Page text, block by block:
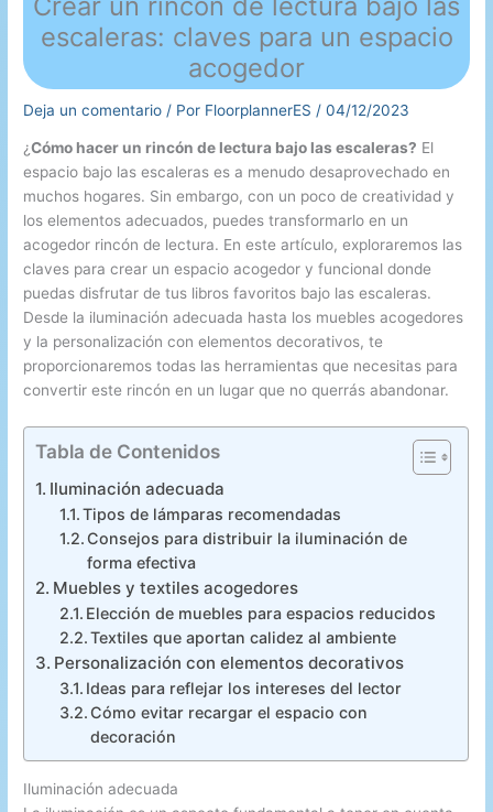
escaleras: claves para un espacio
acogedor
Deja un comentario / Por FloorplannerES /04/12/2023
¿Cómo hacer un rincón de lectura bajo las escaleras? El
espacio bajo las escaleras es a menudo desaprovechado en
muchos hogares. Sin embargo, con un poco de creatividad y
los elementos adecuados, puedes transformarlo en un
acogedor rincón de lectura. En este artículo, exploraremos las
claves para crear un espacio acogedor y funcional donde
puedas disfrutar de tus libros favoritos bajo las escaleras.
Desde la iluminación adecuada hasta los muebles acogedores
y la personalización con elementos decorativos, te
proporcionaremos todas las herramientas que necesitas para
convertir este rincón en un lugar que no querrás abandonar.
Tabla de Contenidos
Iluminación adecuada
Tipos de lámparas recomendadas
Consejos para distribuir la iluminación de
forma efectiva
Muebles y textiles acogedores
Elección de muebles para espacios reducidos
Textiles que aportan calidez al ambiente
Personalización con elementos decorativos
Ideas para reflejar los intereses del lector
Cómo evitar recargar el espacio con
decoración
Iluminación adecuada